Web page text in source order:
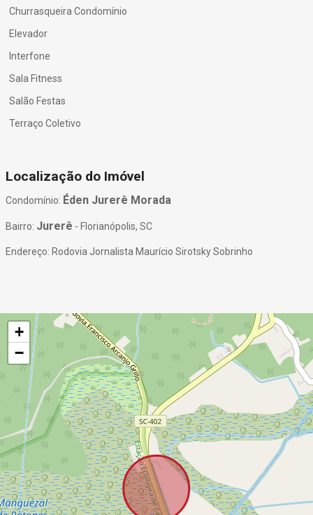
Churrasqueira Condomínio
Elevador
Interfone
Sala Fitness
Salão Festas
Terraço Coletivo
Localização do Imóvel
Condomínio: Éden Jurerê Morada
Bairro: Jurerê - Florianópolis, SC
Endereço: Rodovia Jornalista Maurício Sirotsky Sobrinho
+
−